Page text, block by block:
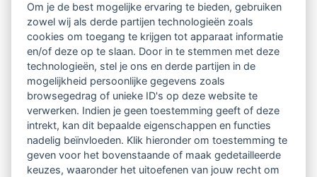
Ontvang 10 x per jaar de LVSC-
relatienieuwsbrief met o.a.:
vrij toegankelijke TsvB-artikelen
nieuws op het vlak van professioneel
begeleiden
informatie over LVSC-activiteiten
Om je de best mogelijke ervaring te bieden, gebruiken
zowel wij als derde partijen technologieën zoals
cookies om toegang te krijgen tot apparaat informatie
en/of deze op te slaan. Door in te stemmen met deze
technologieën, stel je ons en derde partijen in de
mogelijkheid persoonlijke gegevens zoals
browsegedrag of unieke ID's op deze website te
verwerken. Indien je geen toestemming geeft of deze
intrekt, kan dit bepaalde eigenschappen en functies
nadelig beïnvloeden. Klik hieronder om toestemming te
geven voor het bovenstaande of maak gedetailleerde
keuzes, waaronder het uitoefenen van jouw recht om